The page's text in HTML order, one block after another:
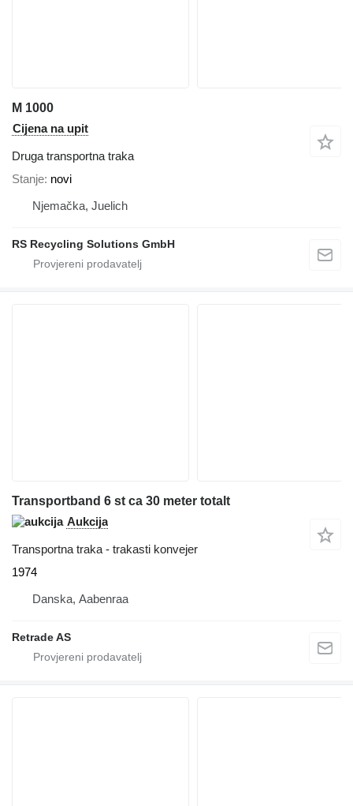
M 1000
Cijena na upit
Druga transportna traka
Stanje novi
Njemačka, Juelich
RS Recycling Solutions GmbH
Transportband 6 st ca 30 meter totalt
Aukcija
Transportna traka - trakasti konvejer
1974
Danska, Aabenraa
Retrade AS